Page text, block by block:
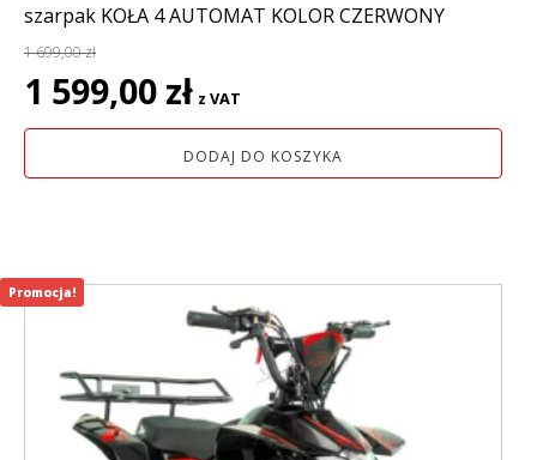
szarpak KOŁA 4 AUTOMAT KOLOR CZERWONY
1 699,00zł
Pierwotna
cena
wynosiła:
1 599,00 zł cena
wynosi:
1
z VAT
DODAJ DO KOSZYKA
Promocja!